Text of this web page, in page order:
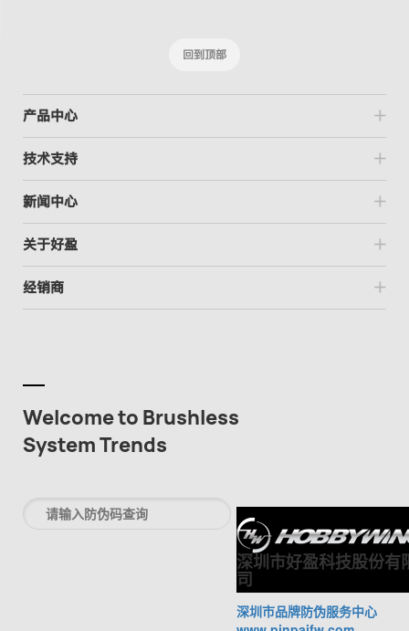
回到顶部
产品中心
技术支持
新闻中心
关于好盈
经销商
Welcome to Brushless
System Trends
深圳市好盈科技股份有
司
深圳市品牌防伪服务中心